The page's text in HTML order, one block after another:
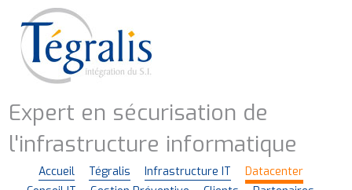
contenu
principal
Expert en sécurisation de
l'infrastructure informatique
Accueil Tégralis Infrastructure IT
Datacenter